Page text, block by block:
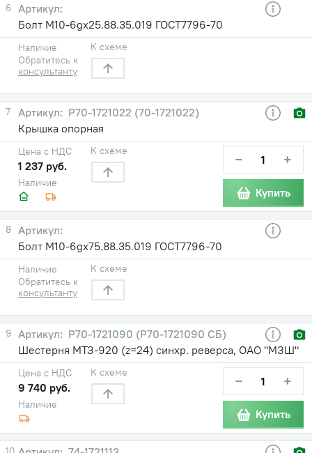
6
Болт М10-6gх25.88.35.019 ГОСТ7796-70
Наличие
Обратитесь к
консультанту
К схеме
7
Р70-1721022 (70-1721022)
Крышка опорная
Наличие
Цена с НДС
1 237 руб.
К схеме − +
Купить
8
Болт М10-6gх75.88.35.019 ГОСТ7796-70
Наличие
Обратитесь к
консультанту
К схеме
9
Р70-1721090 (Р70-1721090 СБ)
Шестерня МТЗ-920 (z=24) синхр. реверса, ОАО "МЗШ"
Наличие
Цена с НДС
9 740 руб.
К схеме − +
Купить